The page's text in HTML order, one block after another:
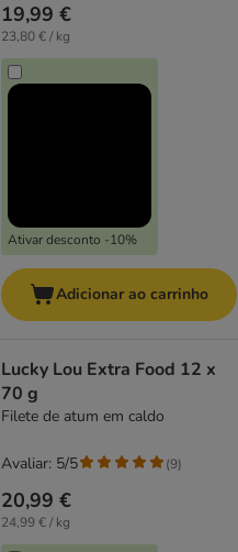
19,99 €
23,80 € / kg
Ativar desconto -10%
Adicionar ao carrinho
Lucky Lou Extra Food 12 x
70 g
Filete de atum em caldo
20,99 €
24,99 € / kg
Avaliar: 5/5 (9)